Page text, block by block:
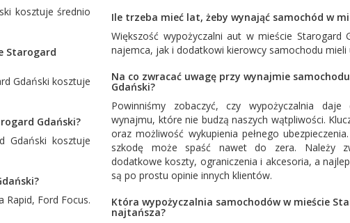
kosztuje średnio
Starogard
Gdański kosztuje
Gdański?
Gdański kosztuje
Rapid, Ford Focus.
Ile trzeba mieć lat, żeby wynająć samochód w
Większość wypożyczalni aut w mieście Starogard
najemca, jak i dodatkowi kierowcy samochodu mieli
Na co zwracać uwagę przy wynajmie
Gdański?
Powinniśmy zobaczyć, czy wypożyczalnia
wynajmu, które nie budzą naszych wątpliwości.
oraz możliwość wykupienia pełnego
szkodę może spaść nawet do zera. Należy
dodatkowe koszty, ograniczenia i akcesoria, a
są po prostu opinie innych klientów.
Która wypożyczalnia samochodów w mieście
najtańsza?